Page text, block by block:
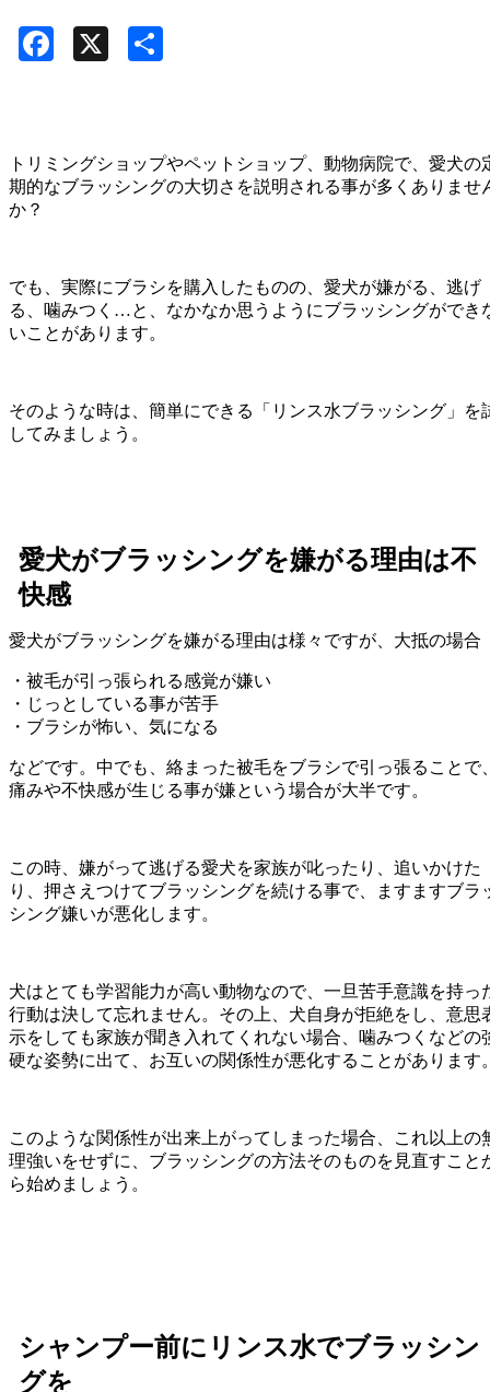
Facebook
トリミングショップやペットショップ、動物病院で、愛犬の
期的なブラッシングの大切さを説明される事が多くありませ
か？
でも、実際にブラシを購入したものの、愛犬が嫌がる、逃げ
る、噛みつく…と、なかなか思うようにブラッシングができ
いことがあります。
そのような時は、簡単にできる「リンス水ブラッシング」を
してみましょう。
愛犬がブラッシングを嫌がる理由は不
快感
愛犬がブラッシングを嫌がる理由は様々ですが、大抵の場合
・被毛が引っ張られる感覚が嫌い
・じっとしている事が苦手
・ブラシが怖い、気になる
などです。中でも、絡まった被毛をブラシで引っ張ることで
痛みや不快感が生じる事が嫌という場合が大半です。
この時、嫌がって逃げる愛犬を家族が叱ったり、追いかけた
り、押さえつけてブラッシングを続ける事で、ますますブラ
シング嫌いが悪化します。
犬はとても学習能力が高い動物なので、一旦苦手意識を持っ
行動は決して忘れません。その上、犬自身が拒絶をし、意思
示をしても家族が聞き入れてくれない場合、噛みつくなどの
硬な姿勢に出て、お互いの関係性が悪化することがあります
このような関係性が出来上がってしまった場合、これ以上の
理強いをせずに、ブラッシングの方法そのものを見直すこと
ら始めましょう。
シャンプー前にリンス水でブラッシン
グを